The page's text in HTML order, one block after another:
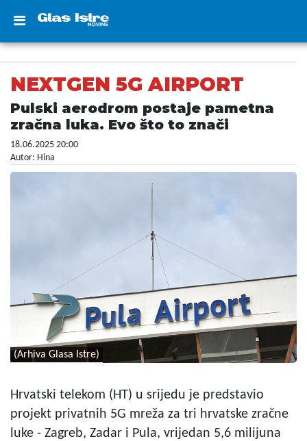
NEXTGEN 5G AIRPORT
Pulski aerodrom postaje pametna
zračna luka. Evo što to znači
18.06.2025 20:00
Autor: Hina
(Arhiva Glasa Istre)
Hrvatski telekom (HT) u srijedu je predstavio
projekt privatnih 5G mreža za tri hrvatske zračne
luke - Zagreb, Zadar i Pula, vrijedan 5,6 milijuna